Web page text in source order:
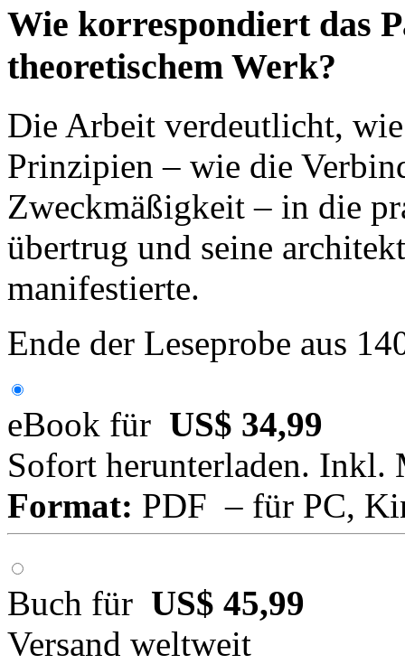
Wie korrespondiert das
theoretischem Werk?
Die Arbeit verdeutlicht,
Prinzipien – wie die
Zweckmäßigkeit – in die
übertrug und seine
manifestierte.
Ende der Leseprobe aus
eBook für US$ 34,99
Sofort herunterladen. Inkl.
Format: PDF – für PC,
Buch für US$ 45,99
Versand weltweit